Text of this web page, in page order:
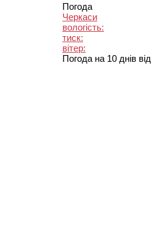
Погода
Черкаси
вологість:
тиск:
вітер:
Погода на 10 днів від